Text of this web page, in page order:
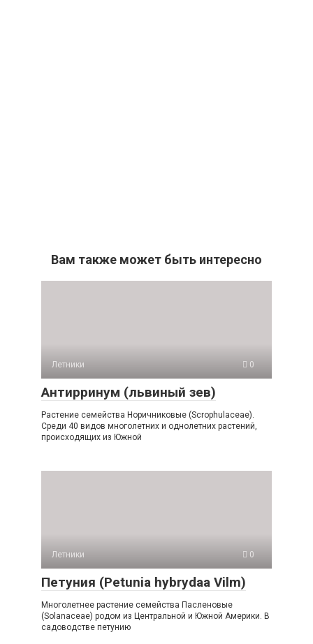
Вам также может быть интересно
Летники 0
Антирринум (львиный зев)
Растение семейства Норичниковые (Scrophulасеае).
Среди 40 видов мно­голетних и однолетних растений,
про­исходящих из Южной
Летники 0
Петуния (Реtuniа hybrydaа Vilm)
Мно­голетнее растение семейства Паслено­вые
(Sоlanасеае) родом из Центральной и Южной Америки. В
садоводстве пету­нию